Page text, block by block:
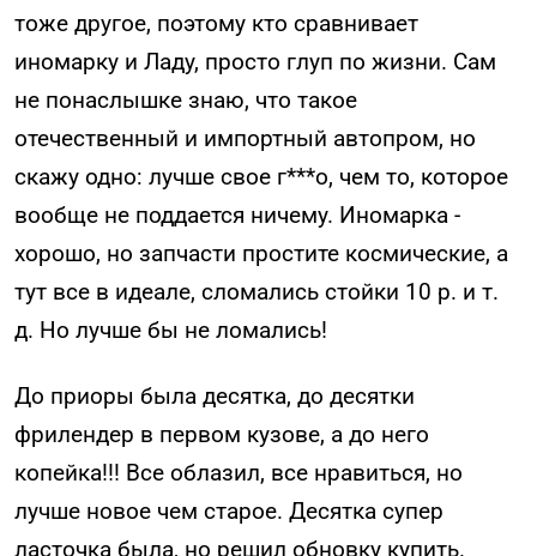
тоже другое, поэтому кто сравнивает
иномарку и Ладу, просто глуп по жизни. Сам
не понаслышке знаю, что такое
отечественный и импортный автопром, но
скажу одно: лучше свое г***о, чем то, которое
вообще не поддается ничему. Иномарка -
хорошо, но запчасти простите космические, а
тут все в идеале, сломались стойки 10 р. и т.
д. Но лучше бы не ломались!
До приоры была десятка, до десятки
фрилендер в первом кузове, а до него
копейка!!! Все облазил, все нравиться, но
лучше новое чем старое. Десятка супер
ласточка была, но решил обновку купить.